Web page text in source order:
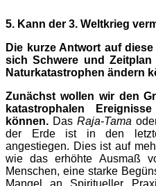
5. Kann der 3. Weltkrieg
Die kurze Antwort auf
sich Schwere und
Naturkatastrophen ändern
Zunächst wollen wir den
katastrophalen
können. DasRaja-Tama
der Erde ist in den
angestiegen. Dies ist auf
wie das erhöhte Ausmaß
Menschen, eine starke